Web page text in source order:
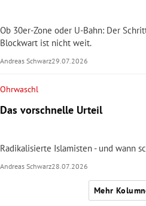
Ob 30er-Zone oder U-Bahn: Der
Blockwart ist nicht weit.
Andreas Schwarz29.07.2026
Ohrwaschl
Das vorschnelle Urteil
Radikalisierte Islamisten - und wann
Andreas Schwarz28.07.2026
Mehr